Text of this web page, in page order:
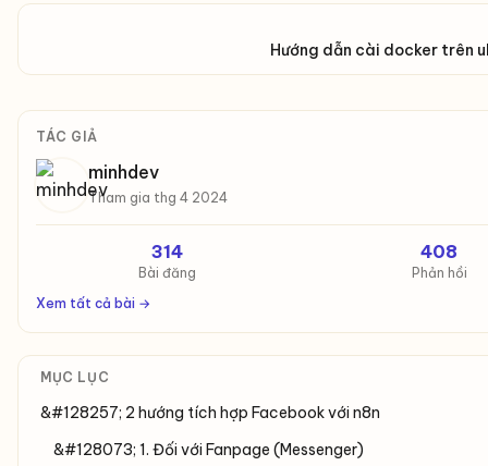
Hướng dẫn cài docker trên
TÁC GIẢ
minhdev
Tham gia thg 4 2024
314
Bài đăng
408
Phản hồi
Xem tất cả bài →
MỤC LỤC
&#128257; 2 hướng tích hợp Facebook với n8n
&#128073; 1. Đối với Fanpage (Messenger)